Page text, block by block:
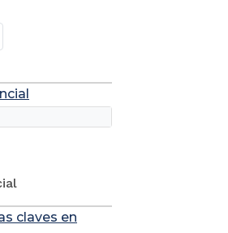
claves en